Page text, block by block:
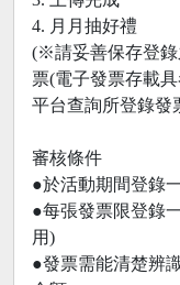
4. 月月抽好禮
(※請妥善保存登錄
票(電子發票存載
平台查詢所登錄發
審核條件
●於活動期間登錄
●每張發票限登錄
用)
●發票需能清楚辨